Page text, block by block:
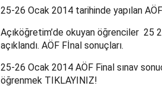
25-26 Ocak 2014 tarihinde yapılan AÖF
Açıköğretim’de okuyan öğrenciler 25
açıklandı. AÖF Fİnal sonuçları.
25-26 Ocak 2014 AÖF Final sınav
öğrenmek TIKLAYINIZ!